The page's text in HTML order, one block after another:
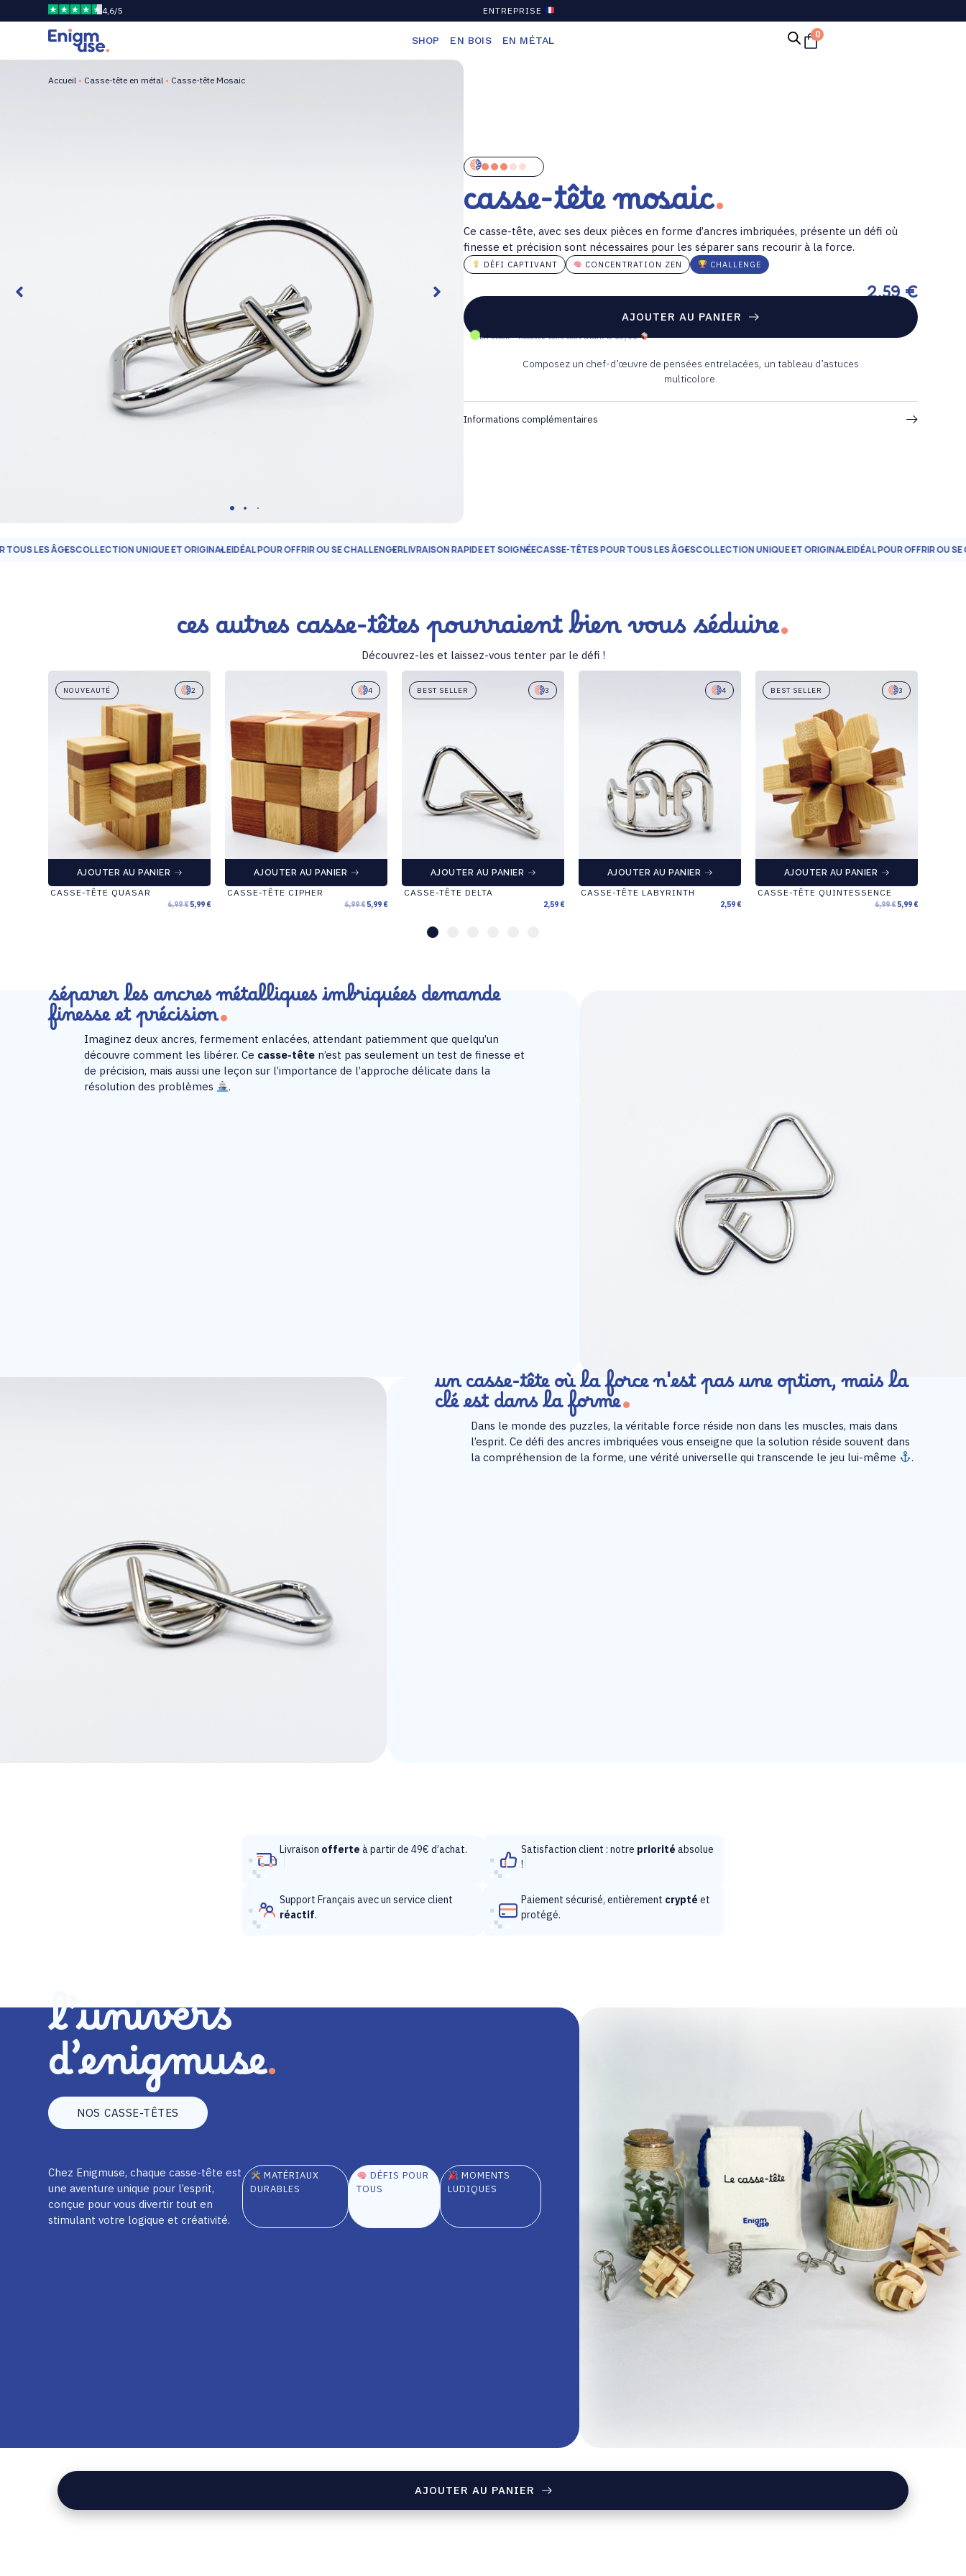
4,6/5 ENTREPRISE
SHOP EN BOIS EN MÉTAL
0
Accueil • Casse-tête en métal • Casse-tête Mosaic
casse-tête mosaic
Ce casse-tête, avec ses deux pièces en forme d’ancres imbriquées, présente un défi où
finesse et précision sont nécessaires pour les séparer sans recourir à la force.
DÉFI CAPTIVANT CONCENTRATION ZEN CHALLENGE
2,59€
AJOUTER AU PANIER
En stock – Recevez votre colis avant le 13/08
Composez un chef-d’œuvre de pensées entrelacées, un tableau d’astuces
multicolore.
Informations complémentaires
ÂGESCOLLECTION UNIQUE ET ORIGINALEIDÉAL POUR OFFRIR OU SE CHALLENGERLIVRAISON RAPIDE ET SOIGNÉECASSE-TÊTES POUR TOUS LES ÂGESCOLLECTION UNIQUE ET ORIGINALEIDÉAL POUR OFFRIR OU SE
ces autres casse-têtes pourraient bien vous séduire
Découvrez-les et laissez-vous tenter par le défi !
NOUVEAUTÉ 2
AJOUTER AU PANIER
CASSE-TÊTE QUASAR
6,99€5,99 €
4
AJOUTER AU PANIER
CASSE-TÊTE CIPHER
6,99€5,99 €
BEST SELLER 3
AJOUTER AU PANIER
CASSE-TÊTE DELTA
2,59 €
4
AJOUTER AU PANIER
CASSE-TÊTE LABYRINTH
2,59 €
BEST SELLER 3
AJOUTER AU PANIER
CASSE-TÊTE QUINTESSENCE
6,99€5,99 €
3
séparer les ancres métalliques imbriquées demande
finesse et précision
Imaginez deux ancres, fermement enlacées, attendant patiemment que quelqu’un
découvre comment les libérer. Ce casse-tête n’est pas seulement un test de finesse et
de précision, mais aussi une leçon sur l’importance de l’approche délicate dans la
résolution des problèmes
.
un casse-tête où la force n'est pas une option, mais la
clé est dans la forme
Dans le monde des puzzles, la véritable force réside non dans les muscles, mais dans
l’esprit. Ce défi des ancres imbriquées vous enseigne que la solution réside souvent dans
la compréhension de la forme, une vérité universelle qui transcende le jeu lui-même
.
Livraison offerte à partir de 49€ d’achat. Satisfaction client : notre priorité absolue
!
Support Français avec un service client
réactif.
Paiement sécurisé, entièrement crypté et
protégé.
l’univers
d’enigmuse
NOS CASSE-TÊTES
Chez Enigmuse, chaque casse-tête est
une aventure unique pour l’esprit,
conçue pour vous divertir tout en
stimulant votre logique et créativité.
MATÉRIAUX
DURABLES
DÉFIS POUR
TOUS
MOMENTS
LUDIQUES
AJOUTER AU PANIER